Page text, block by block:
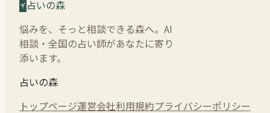
占いの森
悩みを、そっと相談できる森へ。AI
相談・全国の占い師があなたに寄り
添います。
占いの森
トップページ運営会社利用規約プライバシーポリシー